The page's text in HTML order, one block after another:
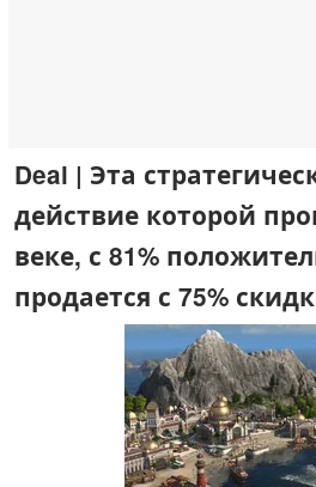
Deal | Эта
действие которой
веке, с 81%
продается с 75%